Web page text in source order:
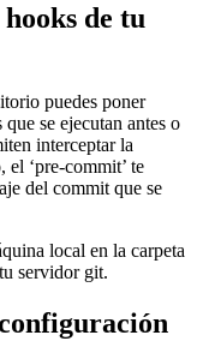
de tu
puedes poner
se ejecutan antes o
interceptar la
el ‘pre-commit’ te
del commit que se
local en la carpeta
servidor git.